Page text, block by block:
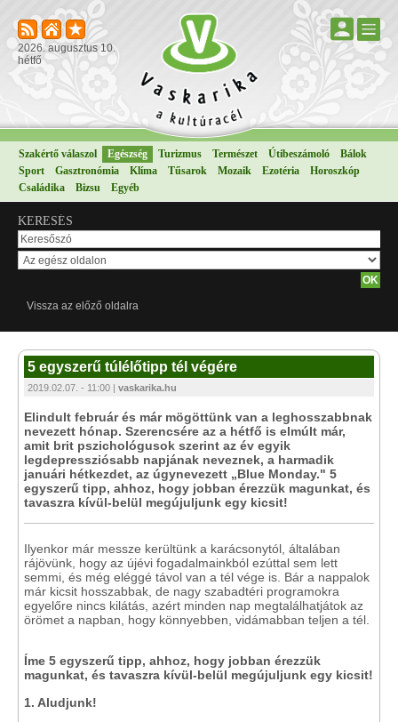
2026. augusztus 10.
hétfő
Szakértő válaszol Egészség Turizmus Természet Útibeszámoló
Bálok
Sport
Gasztronómia Klíma Tűsarok Mozaik Ezotéria
Horoszkóp
Családika
Bizsu Egyéb
KERESÉS
Vissza az előző oldalra
5 egyszerű túlélőtipp tél végére
2019.02.07. - 11:00 | vaskarika.hu
Elindult február és már mögöttünk van a leghosszabbnak
nevezett hónap. Szerencsére az a hétfő is elmúlt már,
amit brit pszichológusok szerint az év egyik
legdepressziósabb napjának neveznek, a harmadik
januári hétkezdet, az úgynevezett „Blue Monday." 5
egyszerű tipp, ahhoz, hogy jobban érezzük magunkat, és
tavaszra kívül-belül megújuljunk egy kicsit!
Ilyenkor már messze kerültünk a karácsonytól, általában
rájövünk, hogy az újévi fogadalmainkból ezúttal sem lett
semmi, és még eléggé távol van a tél vége is. Bár a nappalok
már kicsit hosszabbak, de nagy szabadtéri programokra
egyelőre nincs kilátás, azért minden nap megtalálhatjátok az
örömet a napban, hogy könnyebben, vidámabban teljen a tél.
Íme 5 egyszerű tipp, ahhoz, hogy jobban érezzük
magunkat, és tavaszra kívül-belül megújuljunk egy kicsit!
1. Aludjunk!